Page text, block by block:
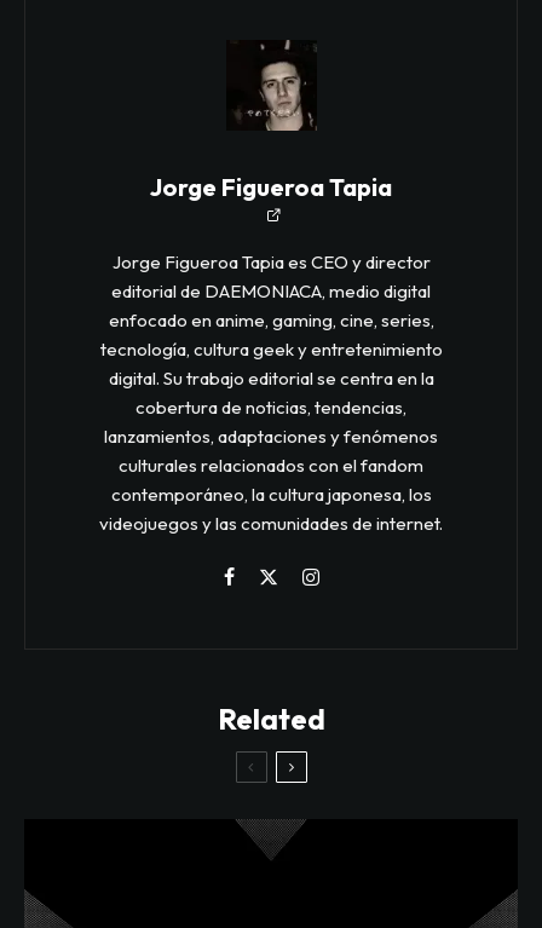
Jorge Figueroa Tapia
Jorge Figueroa Tapia es CEO y director
editorial de DAEMONIACA, medio digital
enfocado en anime, gaming, cine, series,
tecnología, cultura geek y entretenimiento
digital. Su trabajo editorial se centra en la
cobertura de noticias, tendencias,
lanzamientos, adaptaciones y fenómenos
culturales relacionados con el fandom
contemporáneo, la cultura japonesa, los
videojuegos y las comunidades de internet.
Related